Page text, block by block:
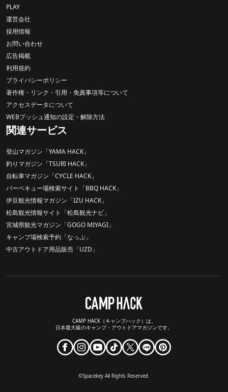
PLAY
運営会社
採用情報
お問い合わせ
広告掲載
利用規約
プライバシーポリシー
著作権・リンク・引用・免責事項等について
アクセスデータについて
WEBプッシュ通知の設定・解除方法
関連サービス
登山マガジン「YAMA HACK」
釣りマガジン「TSURI HACK」
自転車マガジン「CYCLE HACK」
バーベキュー場検索サイト「BBQ HACK」
伊豆観光情報マガジン「IZU HACK」
松島観光情報サイト「松島観光ナビ」
宮城県観光マガジン「GOGO MIYAGI」
キャンプ場検索予約「なっぷ」
中古アウトドア用品販売「UZD」
CAMP HACK（キャンプハック）は、
日本最大級のキャンプ・アウトドアマガジンです。
©Spacekey All Rights Reserved.